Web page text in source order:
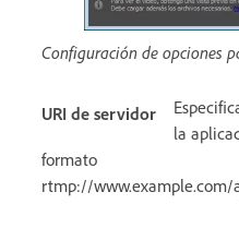
Configuración de opciones
URI de servidor
la
formato
rtmp://